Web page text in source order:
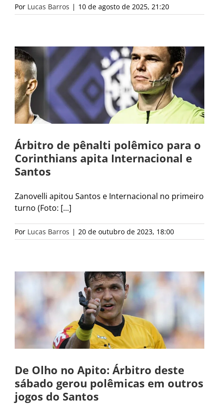
Por Lucas Barros | 10 de agosto de 2025, 21:20
Árbitro de pênalti polêmico para o
Corinthians apita Internacional e
Santos
Zanovelli apitou Santos e Internacional no primeiro
turno (Foto: [...]
Por Lucas Barros | 20 de outubro de 2023, 18:00
De Olho no Apito: Árbitro deste
sábado gerou polêmicas em outros
jogos do Santos